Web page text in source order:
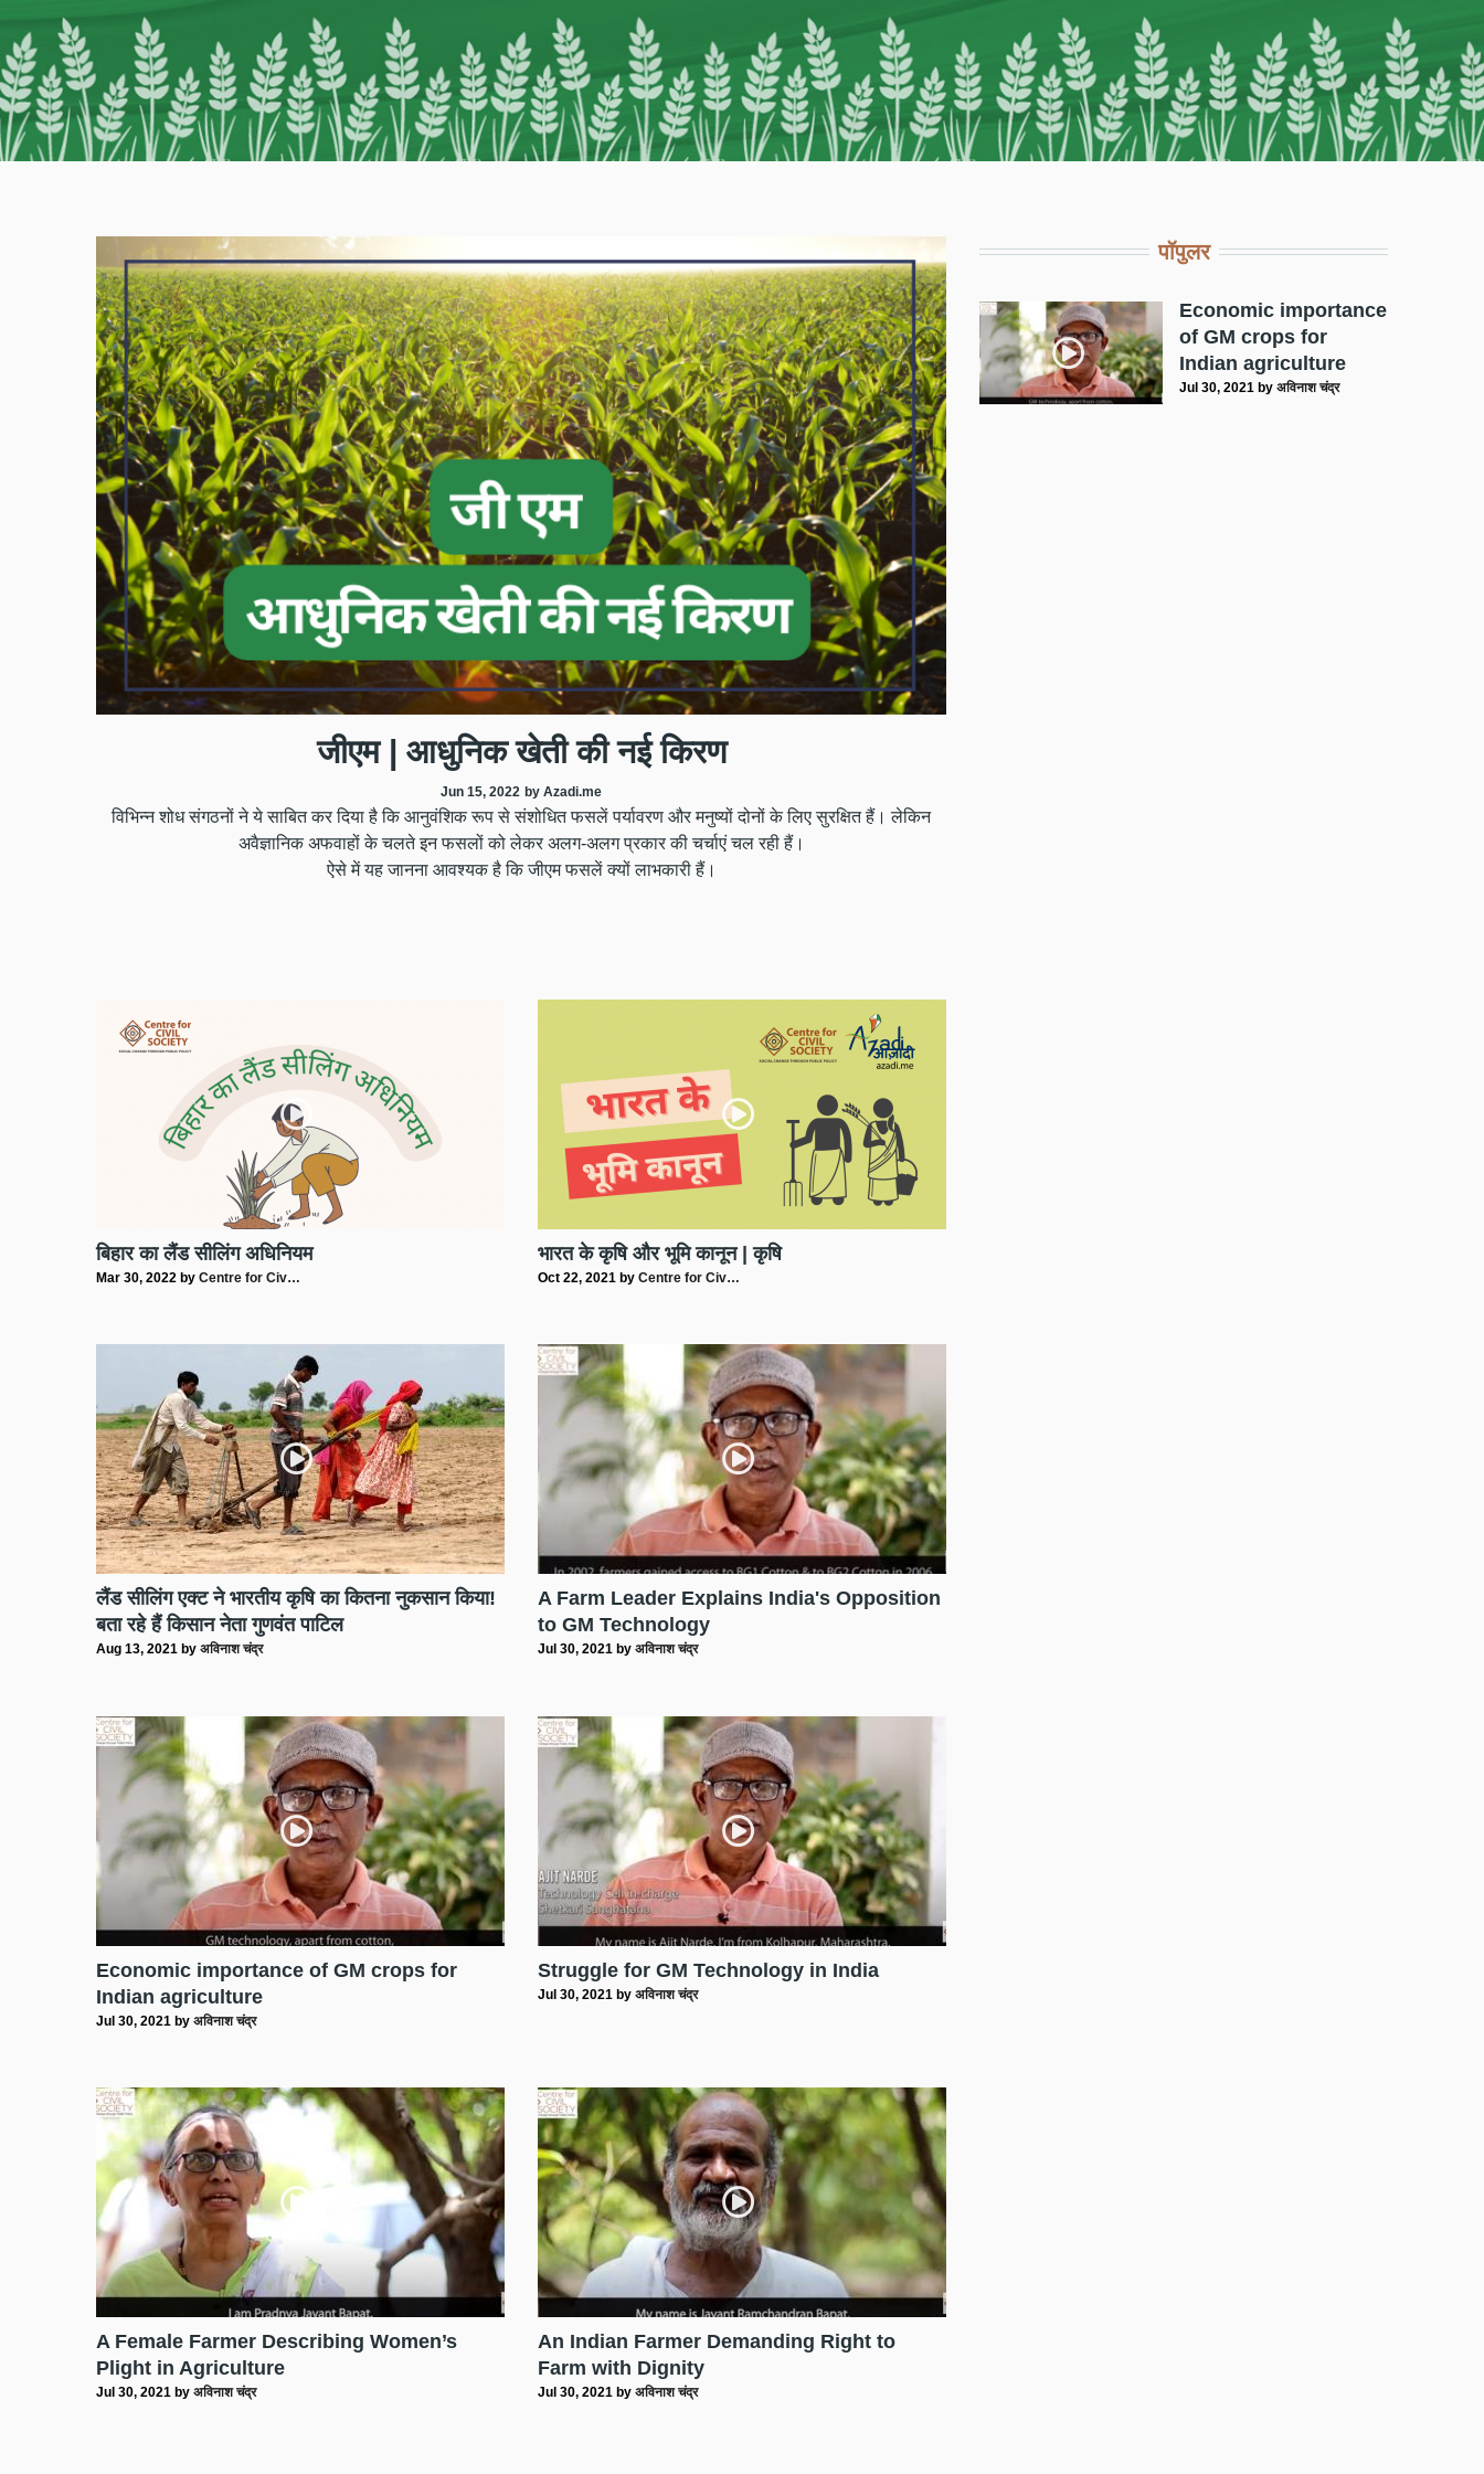
जीएम | आधुनिक खेती की नई किरण
Jun 15, 2022 by Azadi.me
विभिन्न शोध संगठनों ने ये साबित कर दिया है कि आनुवंशिक रूप से संशोधित फसलें पर्यावरण और मनुष्यों दोनों के लिए सुरक्षित हैं। लेकिन
अवैज्ञानिक अफवाहों के चलते इन फसलों को लेकर अलग-अलग प्रकार की चर्चाएं चल रही हैं।
ऐसे में यह जानना आवश्यक है कि जीएम फसलें क्यों लाभकारी हैं।
बिहार का लैंड सीलिंग अधिनियम
Mar 30, 2022 by Centre for Civ…
भारत के कृषि और भूमि कानून | कृषि
Oct 22, 2021 by Centre for Civ…
लैंड सीलिंग एक्ट ने भारतीय कृषि का कितना नुकसान किया!
बता रहे हैं किसान नेता गुणवंत पाटिल
Aug 13, 2021 by अविनाश चंद्र
A Farm Leader Explains India's Opposition
to GM Technology
Jul 30, 2021 by अविनाश चंद्र
Economic importance of GM crops for
Indian agriculture
Jul 30, 2021 by अविनाश चंद्र
Struggle for GM Technology in India
Jul 30, 2021 by अविनाश चंद्र
A Female Farmer Describing Women’s
Plight in Agriculture
Jul 30, 2021 by अविनाश चंद्र
An Indian Farmer Demanding Right to
Farm with Dignity
Jul 30, 2021 by अविनाश चंद्र
पॉपुलर
Economic importance
of GM crops for
Indian agriculture
Jul 30, 2021 byअविनाश चंद्र